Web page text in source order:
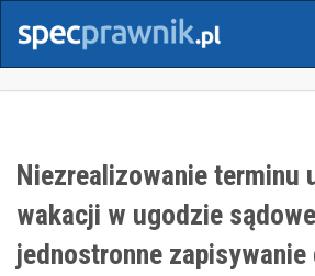
Niezrealizowanie terminu
wakacji w ugodzie
jednostronne zapisywanie